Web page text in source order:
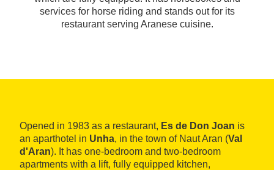
services for horse riding and stands out for its
restaurant serving Aranese cuisine.
Opened in 1983 as a restaurant, Es de Don Joan is
an aparthotel in Unha, in the town of Naut Aran (Val
d'Aran). It has one-bedroom and two-bedroom
apartments with a lift, fully equipped kitchen,